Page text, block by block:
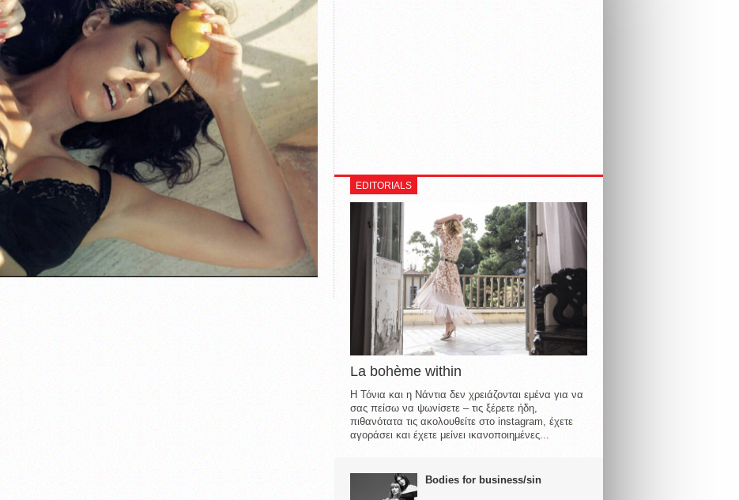
EDITORIALS
La bohème within
Η Τόνια και η Νάντια δεν χρειάζονται εμένα για να
σας πείσω να ψωνίσετε – τις ξέρετε ήδη,
πιθανότατα τις ακολουθείτε στο instagram, έχετε
αγοράσει και έχετε μείνει ικανοποιημένες...
Bodies for business/sin